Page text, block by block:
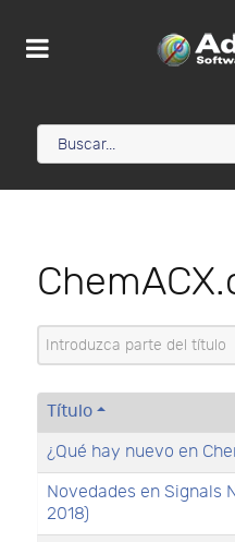
Introduzca parte del
Título
¿Qué hay nuevo en
Novedades en Signals
2018)